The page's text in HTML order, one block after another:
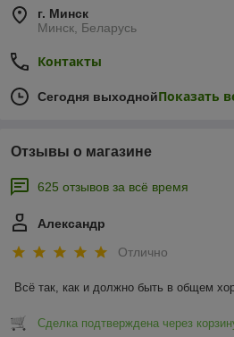
г. Минск
Минск, Беларусь
Контакты
Сегодня выходнойПоказать
Отзывы о магазине
625 отзывов за всё время
Александр
Отлично
Всё так, как и должно быть в общем
Сделка подтверждена через